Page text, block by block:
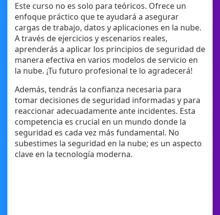
Este curso no es solo para teóricos. Ofrece un
enfoque práctico que te ayudará a asegurar
cargas de trabajo, datos y aplicaciones en la nube.
A través de ejercicios y escenarios reales,
aprenderás a aplicar los principios de seguridad de
manera efectiva en varios modelos de servicio en
la nube. ¡Tu futuro profesional te lo agradecerá!
Además, tendrás la confianza necesaria para
tomar decisiones de seguridad informadas y para
reaccionar adecuadamente ante incidentes. Esta
competencia es crucial en un mundo donde la
seguridad es cada vez más fundamental. No
subestimes la seguridad en la nube; es un aspecto
clave en la tecnología moderna.